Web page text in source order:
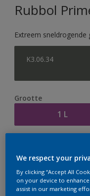
Rubbol
Extreem sneldrogende
K3.06.34
Grootte
1 L
We respect your
By clicking “Accept All
on your device to enhance
assist in our marketing